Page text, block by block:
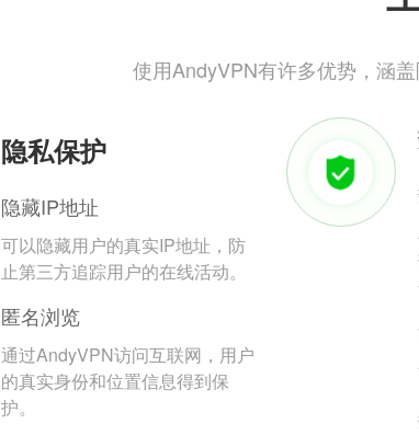
使用AndyVPN有许多优势，涵
隐私保护
隐藏IP地址
可以隐藏用户的真实IP地址，防
止第三方追踪用户的在线活动。
匿名浏览
通过AndyVPN访问互联网，用户
的真实身份和位置信息得到保
护。